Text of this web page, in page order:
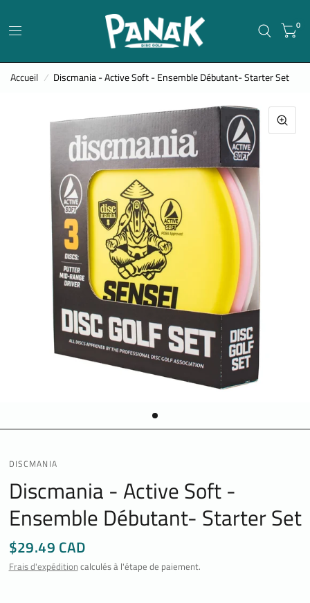
0
Accueil / Discmania - Active Soft - Ensemble Débutant- Starter Set
DISCMANIA
Discmania - Active Soft -
Ensemble Débutant- Starter Set
$29.49 CAD
Frais d'expédition calculés à l'étape de paiement.